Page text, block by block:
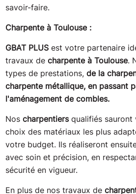
savoir-faire.
Charpente à Toulouse :
GBAT PLUS est votre partenaire
travaux decharpente à Toulouse.
types de prestations,de la
charpente métallique, en passant
l'aménagement de combles.
Noscharpentiersqualifiés sauront
choix des matériaux les plus
votre budget. Ils réaliseront
avec soin et précision, en
sécurité en vigueur.
En plus de nos travaux de